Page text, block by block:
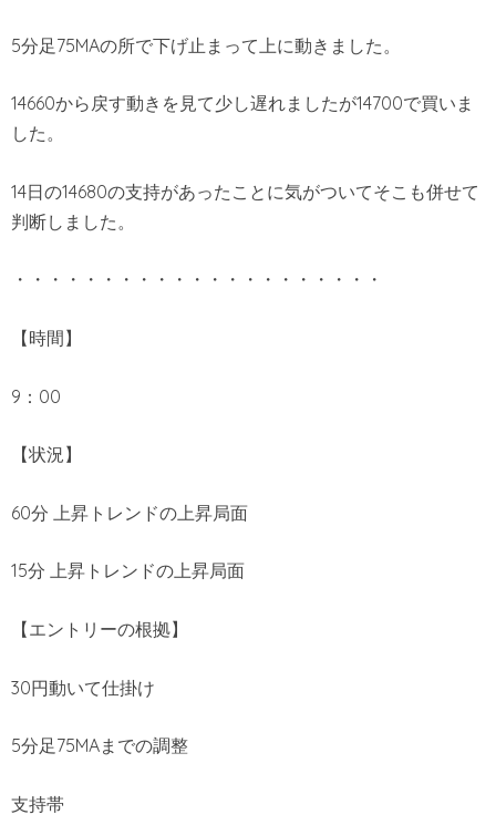
5分足75MAの所で下げ止まって上に動きました。
14660から戻す動きを見て少し遅れましたが14700で買いま
した。
14日の14680の支持があったことに気がついてそこも併せて
判断しました。
・・・・・・・・・・・・・・・・・・・・・
【時間】
9：00
【状況】
60分 上昇トレンドの上昇局面
15分 上昇トレンドの上昇局面
【エントリーの根拠】
30円動いて仕掛け
5分足75MAまでの調整
支持帯